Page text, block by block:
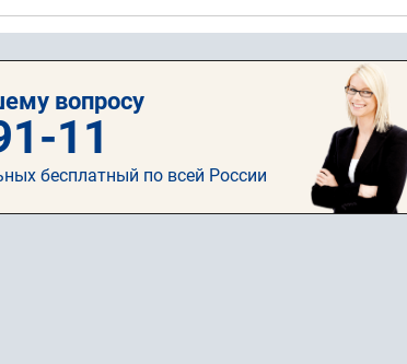
вопросу
11
бесплатный по всей России